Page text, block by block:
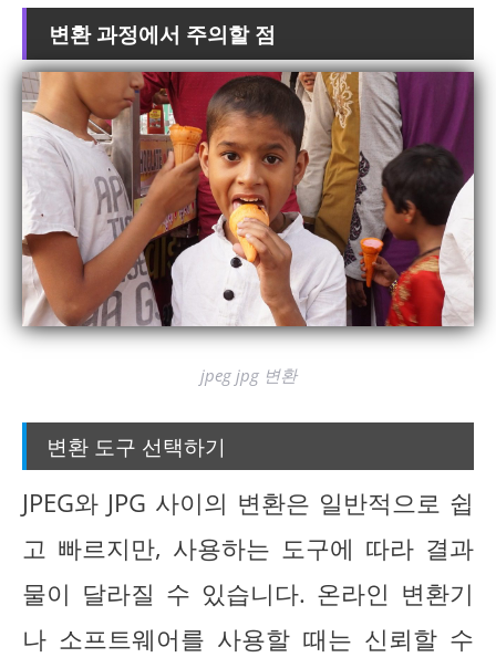
변환 과정에서 주의할 점
jpeg jpg 변환
변환 도구 선택하기
JPEG와 JPG 사이의 변환은 일반적으로 쉽
고 빠르지만, 사용하는 도구에 따라 결과
물이 달라질 수 있습니다. 온라인 변환기
나 소프트웨어를 사용할 때는 신뢰할 수